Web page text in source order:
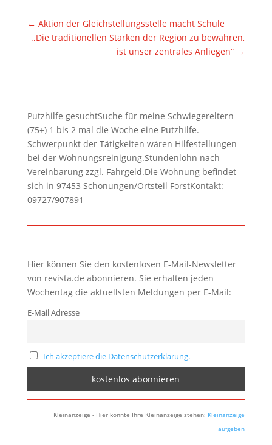
← Aktion der Gleichstellungsstelle macht Schule
„Die traditionellen Stärken der Region zu bewahren,
ist unser zentrales Anliegen“ →
Putzhilfe gesuchtSuche für meine Schwiegereltern
(75+) 1 bis 2 mal die Woche eine Putzhilfe.
Schwerpunkt der Tätigkeiten wären Hilfestellungen
bei der Wohnungsreinigung.Stundenlohn nach
Vereinbarung zzgl. Fahrgeld.Die Wohnung befindet
sich in 97453 Schonungen/Ortsteil ForstKontakt:
09727/907891
Hier können Sie den kostenlosen E-Mail-Newsletter
von revista.de abonnieren. Sie erhalten jeden
Wochentag die aktuellsten Meldungen per E-Mail:
E-Mail Adresse
Ich akzeptiere die Datenschutzerklärung.
Kleinanzeige - Hier könnte Ihre Kleinanzeige stehen: Kleinanzeige
aufgeben